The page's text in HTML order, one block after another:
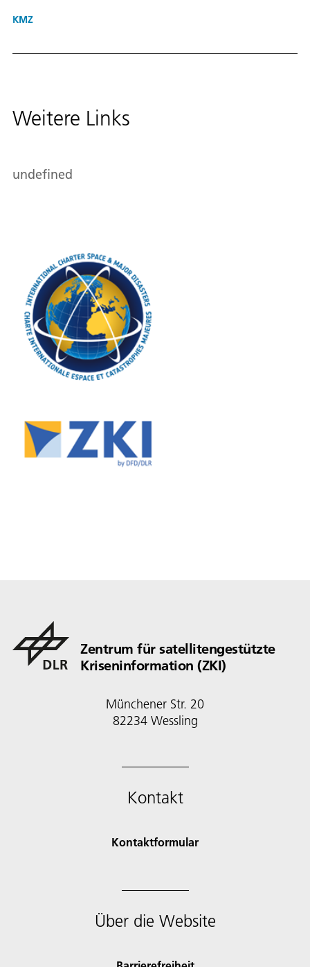
KMZ
Weitere Links
undefined
Zentrum für satellitengestützte
Kriseninformation (ZKI)
Münchener Str. 20
82234 Wessling
Kontakt
Kontaktformular
Über die Website